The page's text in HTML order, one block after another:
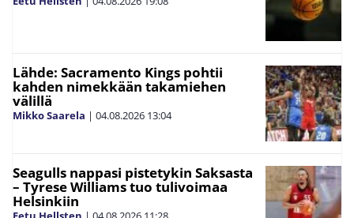
Lähde: Sacramento Kings pohtii
kahden nimekkään takamiehen
välillä
Mikko Saarela | 04.08.2026 13:04
Seagulls nappasi pistetykin Saksasta
– Tyrese Williams tuo tulivoimaa
Helsinkiin